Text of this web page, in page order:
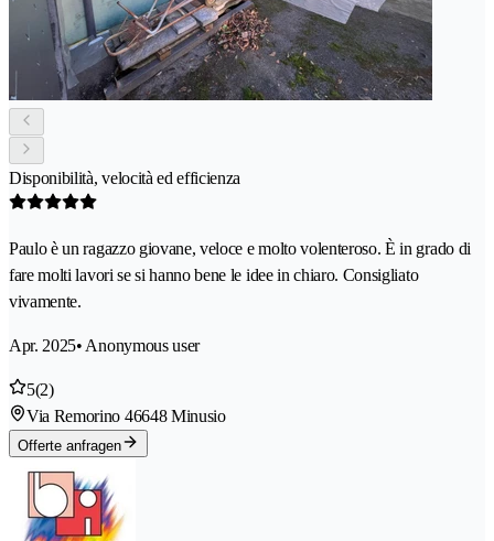
Disponibilità, velocità ed efficienza
Paulo è un ragazzo giovane, veloce e molto volenteroso. È in grado di
fare molti lavori se si hanno bene le idee in chiaro. Consigliato
vivamente.
Apr. 2025• Anonymous user
5(2)
Via Remorino 46648 Minusio
Offerte anfragen